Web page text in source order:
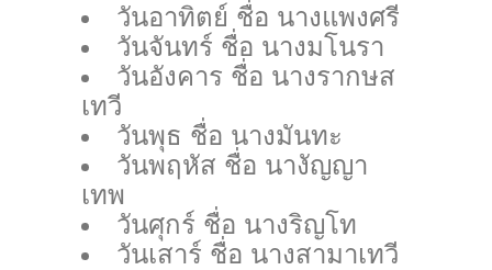
วันอาทิตย์ ชื่อ นางแพงศรี
วันจันทร์ ชื่อ นางมโนรา
วันอังคาร ชื่อ นางรากษส
เทวี
วันพุธ ชื่อ นางมันทะ
วันพฤหัส ชื่อ นางัญญา
เทพ
วันศุกร์ ชื่อ นางริญโท
วันเสาร์ ชื่อ นางสามาเทวี